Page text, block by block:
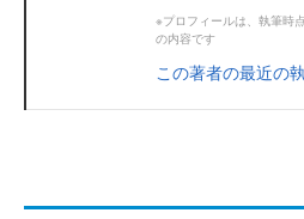
※プロフィールは、執筆時
の内容です
この著者の最近の